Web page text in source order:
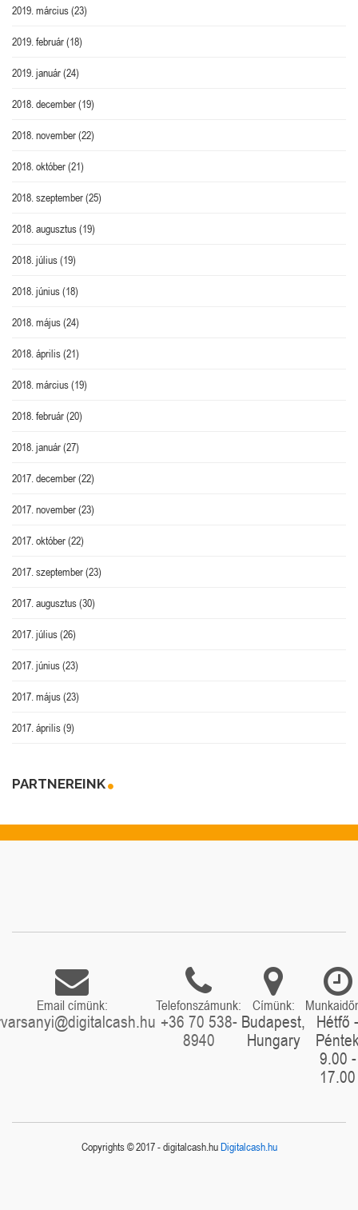
2019. március(23)
2019. február(18)
2019. január(24)
2018. december(19)
2018. november(22)
2018. október(21)
2018. szeptember(25)
2018. augusztus(19)
2018. július(19)
2018. június(18)
2018. május(24)
2018. április(21)
2018. március(19)
2018. február(20)
2018. január(27)
2017. december(22)
2017. november(23)
2017. október(22)
2017. szeptember(23)
2017. augusztus(30)
2017. július(26)
2017. június(23)
2017. május(23)
2017. április(9)
PARTNEREINK
Email címünk: Telefonszámunk:
+36 70 538-
8940
Címünk:
Budapest,
Hungary
Hétfő -
9.00 -
17.00
Copyrights © 2017 - digitalcash.huDigitalcash.hu